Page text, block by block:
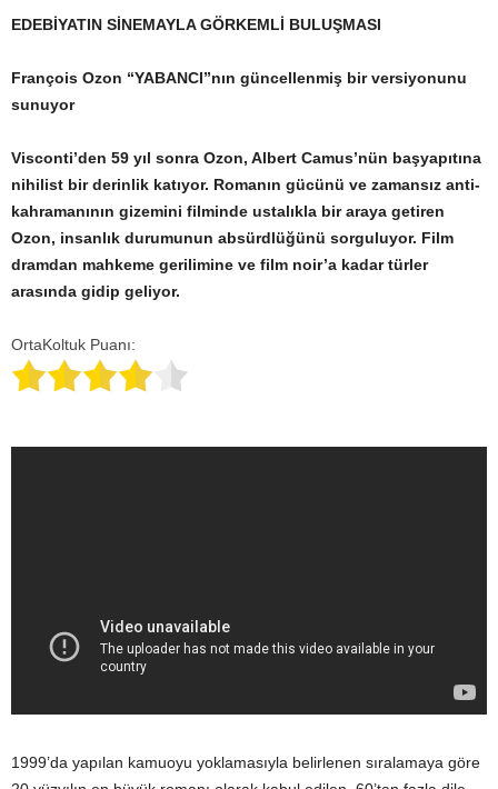
EDEBİYATIN SİNEMAYLA GÖRKEMLİ BULUŞMASI
François Ozon “YABANCI”nın güncellenmiş bir versiyonunu
sunuyor
Visconti’den 59 yıl sonra Ozon, Albert Camus’nün başyapıtına
nihilist bir derinlik katıyor. Romanın gücünü ve zamansız anti-
kahramanının gizemini filminde ustalıkla bir araya getiren
Ozon, insanlık durumunun absürdlüğünü sorguluyor. Film
dramdan mahkeme gerilimine ve film noir’a kadar türler
arasında gidip geliyor.
OrtaKoltuk Puanı:
1999’da yapılan kamuoyu yoklamasıyla belirlenen sıralamaya göre